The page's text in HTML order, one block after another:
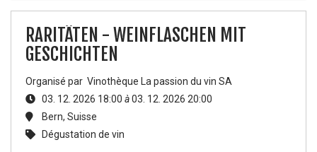
RARITÄTEN - WEINFLASCHEN MIT
GESCHICHTEN
Organisé par Vinothèque La passion du vin SA
03. 12. 2026 18:00 à03. 12. 2026 20:00
Bern, Suisse
Dégustation de vin